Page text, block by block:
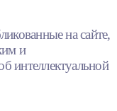
на сайте,
и
интеллектуальной